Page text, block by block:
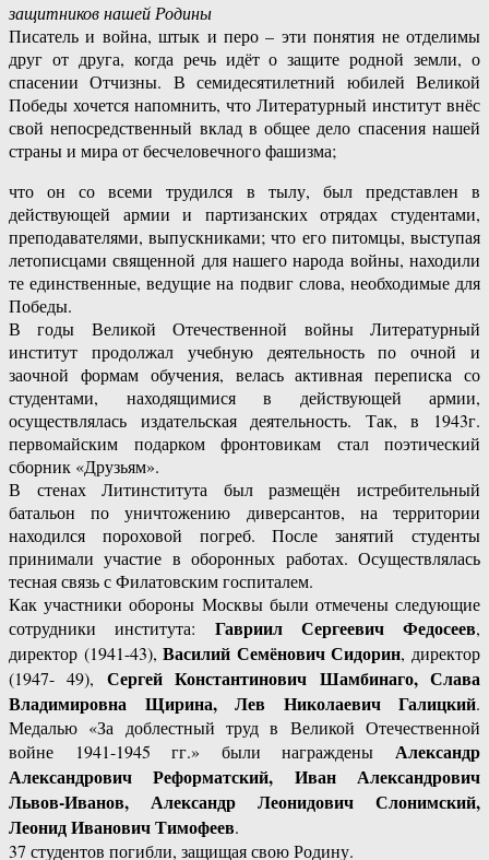
защитников нашей Родины
Писатель и война, штык и перо – эти понятия не отделимы
друг от друга, когда речь идёт о защите родной земли, о
спасении Отчизны. В семидесятилетний юбилей Великой
Победы хочется напомнить, что Литературный институт внёс
свой непосредственный вклад в общее дело спасения нашей
страны и мира от бесчеловечного фашизма;
что он со всеми трудился в тылу, был представлен в
действующей армии и партизанских отрядах студентами,
преподавателями, выпускниками; что его питомцы, выступая
летописцами священной для нашего народа войны, находили
те единственные, ведущие на подвиг слова, необходимые для
Победы.
В годы Великой Отечественной войны Литературный
институт продолжал учебную деятельность по очной и
заочной формам обучения, велась активная переписка со
студентами, находящимися в действующей армии,
осуществлялась издательская деятельность. Так, в 1943г.
первомайским подарком фронтовикам стал поэтический
сборник «Друзьям».
В стенах Литинститута был размещён истребительный
батальон по уничтожению диверсантов, на территории
находился пороховой погреб. После занятий студенты
принимали участие в оборонных работах. Осуществлялась
тесная связь с Филатовским госпиталем.
Как участники обороны Москвы были отмечены следующие
сотрудники института: Гавриил Сергеевич Федосеев,
директор (1941-43),Василий Семёнович Сидорин, директор
(1947- 49), Сергей Константинович Шамбинаго, Слава
Владимировна Щирина, Лев Николаевич Галицкий.
Медалью «За доблестный труд в Великой Отечественной
войне 1941-1945 гг.» были награждены Александр
Александрович Реформатский, Иван Александрович
Львов-Иванов, Александр Леонидович Слонимский,
Леонид Иванович Тимофеев.
37 студентов погибли, защищая свою Родину.